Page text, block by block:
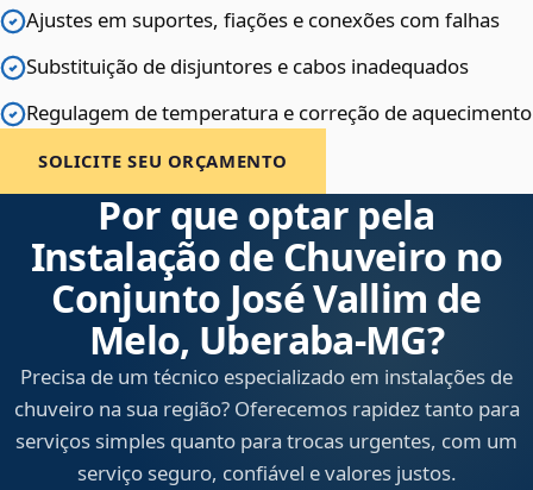
Ajustes em suportes, fiações e conexões com falhas
Substituição de disjuntores e cabos inadequados
Regulagem de temperatura e correção de aquecimento
SOLICITE SEU ORÇAMENTO
Por que optar pela
Instalação de Chuveiro no
Conjunto José Vallim de
Melo, Uberaba‑MG?
Precisa de um técnico especializado em instalações de
chuveiro na sua região? Oferecemos rapidez tanto para
serviços simples quanto para trocas urgentes, com um
serviço seguro, confiável e valores justos.